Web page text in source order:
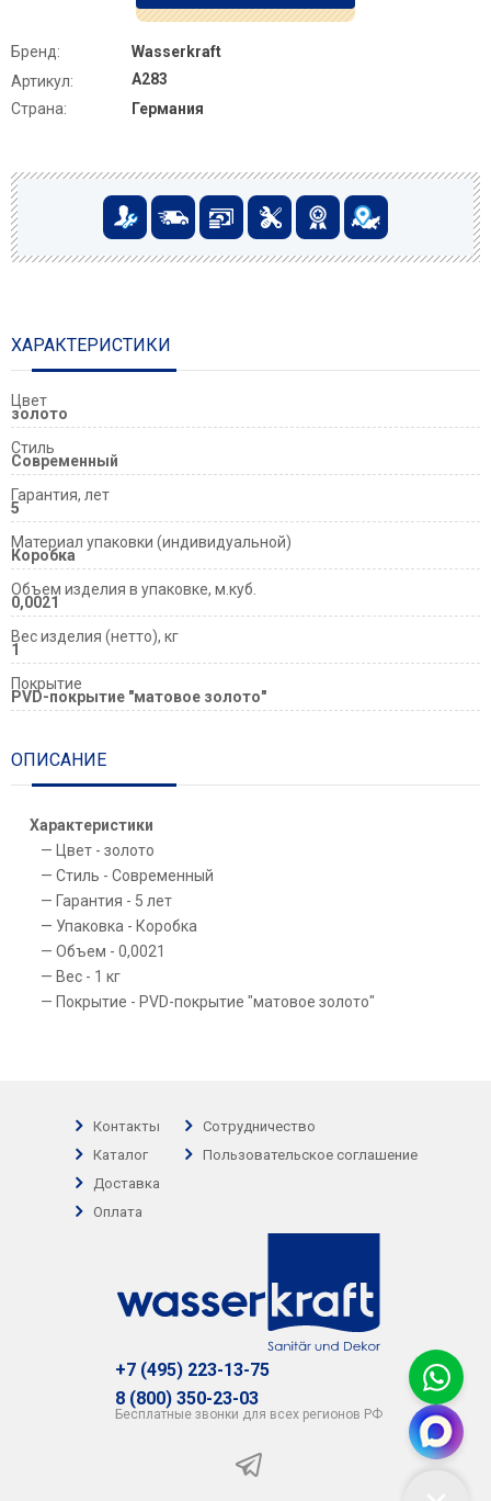
Бренд:
Wasserkraft
Артикул:
A283
Страна:
Германия
ХАРАКТЕРИСТИКИ
Цвет
золото
Стиль
Современный
Гарантия, лет
5
Материал упаковки (индивидуальной)
Коробка
Объем изделия в упаковке, м.куб.
0,0021
Вес изделия (нетто), кг
1
Покрытие
PVD-покрытие "матовое золото"
ОПИСАНИЕ
Характеристики
Цвет - золото
Стиль - Современный
Гарантия - 5 лет
Упаковка - Коробка
Объем - 0,0021
Вес - 1 кг
Покрытие - PVD-покрытие "матовое золото"
Контакты
Каталог
Доставка
Оплата
Сотрудничество
Пользовательское соглашение
+7 (495) 223-13-75
8 (800) 350-23-03
Бесплатные звонки для всех регионов РФ